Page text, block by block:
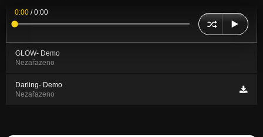
0:00 /0:00
GLOW- Demo
Nezařazeno
Darling- Demo
Nezařazeno